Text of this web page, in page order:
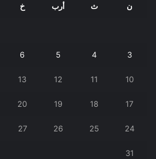
ن ث أرب خ
3
4
5
6
10
11
12
13
17
18
19
20
24
25
26
27
31